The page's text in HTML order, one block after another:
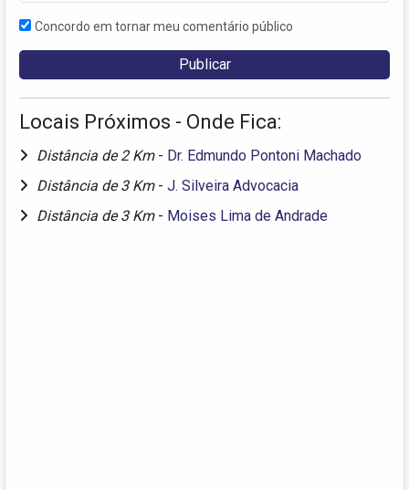
Concordo em tornar meu comentário público
Locais Próximos - Onde Fica:
Distância de 2 Km - Dr. Edmundo Pontoni Machado
Distância de 3 Km - J. Silveira Advocacia
Distância de 3 Km - Moises Lima de Andrade